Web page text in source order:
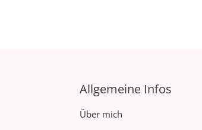
Allgemeine Infos
Über mich